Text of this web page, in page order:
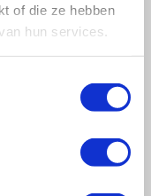
of die ze hebben
hun services.